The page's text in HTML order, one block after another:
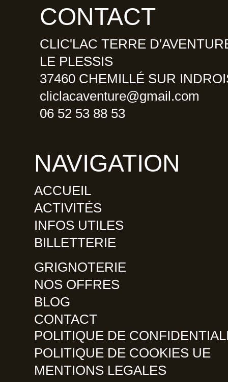
b
o
k
a
g
a
a
i
r
CONTACT
CLIC'LAC TERRE
LE PLESSIS
37460 CHEMILLÉ SUR
cliclacaventure@gmail.com
06 52 53 88 53
NAVIGATION
ACCUEIL
ACTIVITÉS
INFOS UTILES
BILLETTERIE
GRIGNOTERIE
NOS OFFRES
BLOG
CONTACT
POLITIQUE DE
POLITIQUE DE COOKIES UE
MENTIONS LEGALES